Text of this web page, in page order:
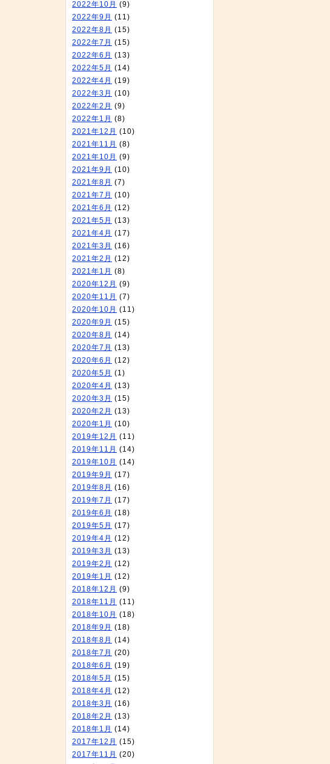
2022年10月 (9)
2022年9月 (11)
2022年8月 (15)
2022年7月 (15)
2022年6月 (13)
2022年5月 (14)
2022年4月 (19)
2022年3月 (10)
2022年2月 (9)
2022年1月 (8)
2021年12月 (10)
2021年11月 (8)
2021年10月 (9)
2021年9月 (10)
2021年8月 (7)
2021年7月 (10)
2021年6月 (12)
2021年5月 (13)
2021年4月 (17)
2021年3月 (16)
2021年2月 (12)
2021年1月 (8)
2020年12月 (9)
2020年11月 (7)
2020年10月 (11)
2020年9月 (15)
2020年8月 (14)
2020年7月 (13)
2020年6月 (12)
2020年5月 (1)
2020年4月 (13)
2020年3月 (15)
2020年2月 (13)
2020年1月 (10)
2019年12月 (11)
2019年11月 (14)
2019年10月 (14)
2019年9月 (17)
2019年8月 (16)
2019年7月 (17)
2019年6月 (18)
2019年5月 (17)
2019年4月 (12)
2019年3月 (13)
2019年2月 (12)
2019年1月 (12)
2018年12月 (9)
2018年11月 (11)
2018年10月 (18)
2018年9月 (18)
2018年8月 (14)
2018年7月 (20)
2018年6月 (19)
2018年5月 (15)
2018年4月 (12)
2018年3月 (16)
2018年2月 (13)
2018年1月 (14)
2017年12月 (15)
2017年11月 (20)